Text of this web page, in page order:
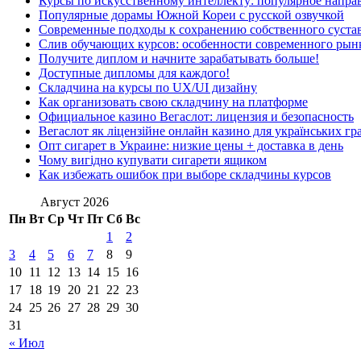
Популярные дорамы Южной Кореи с русской озвучкой
Современные подходы к сохранению собственного
Слив обучающих курсов: особенности современного
Получите диплом и начните зарабатывать больше!
Доступные дипломы для каждого!
Складчина на курсы по UX/UI дизайну
Как организовать свою складчину на платформе
Официальное казино Вегаслот: лицензия и безопасность
Вегаслот як ліцензійне онлайн казино для українських
Опт сигарет в Украине: низкие цены + доставка в день
Чому вигідно купувати сигарети ящиком
Как избежать ошибок при выборе складчины курсов
Август 2026
Пн Вт Ср Чт Пт Сб Вс
« Июл
1
2
3
4 5 6 7 8
9
10 11 12 13 14 15 16
17 18 19 20 21 22 23
24 25 26 27 28 29 30
31